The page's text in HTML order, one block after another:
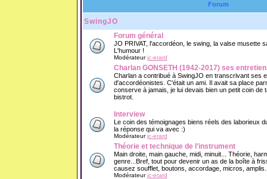
Forum
SwingJO
Forum général
JO PRIVAT, l'accordéon, le swing, la valse musette
L'humour !
Modérateurjc-erard
Charlan GONSETH (1942-2017) ses
Charlan a contribué à SwingJO en transcrivant ses
d'accordéonistes. C'était un ami. Il avait sa place
conserve à jamais, je lui devais bien un petit coin de
bistrot.
Interview
Le coin des témoignages biens réels des laborieux
la réponse qui va avec :)
Modérateurjc-erard
Théorie et technique de l'instrument
Main droite, main gauche, midi, minuit... Théorie,
genre...Bref, tout pour devenir un as de la boîte à
causez soufflet, boutons, accordage, micros,
Modérateurjc-erard